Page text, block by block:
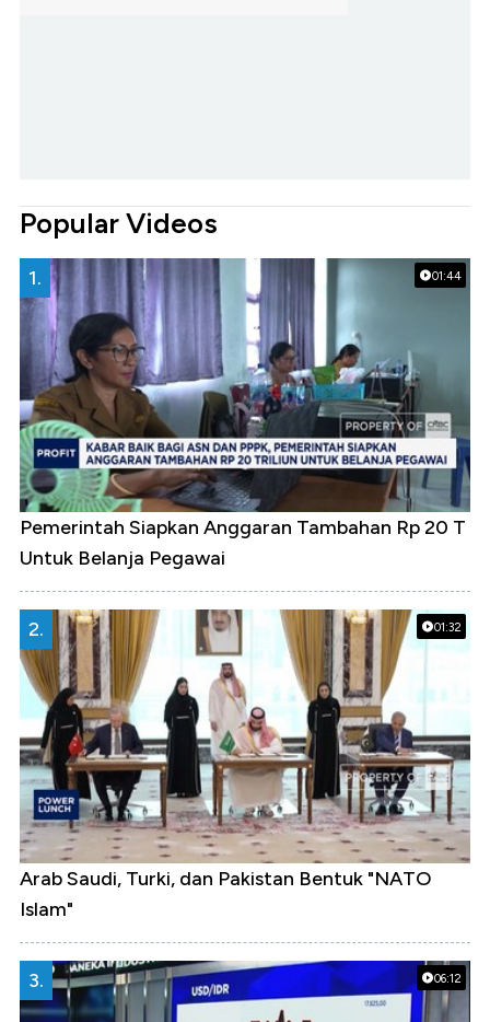
Popular Videos
01:44
1.
Pemerintah Siapkan Anggaran Tambahan Rp 20 T
Untuk Belanja Pegawai
01:32
2.
Arab Saudi, Turki, dan Pakistan Bentuk "NATO
Islam"
06:12
3.